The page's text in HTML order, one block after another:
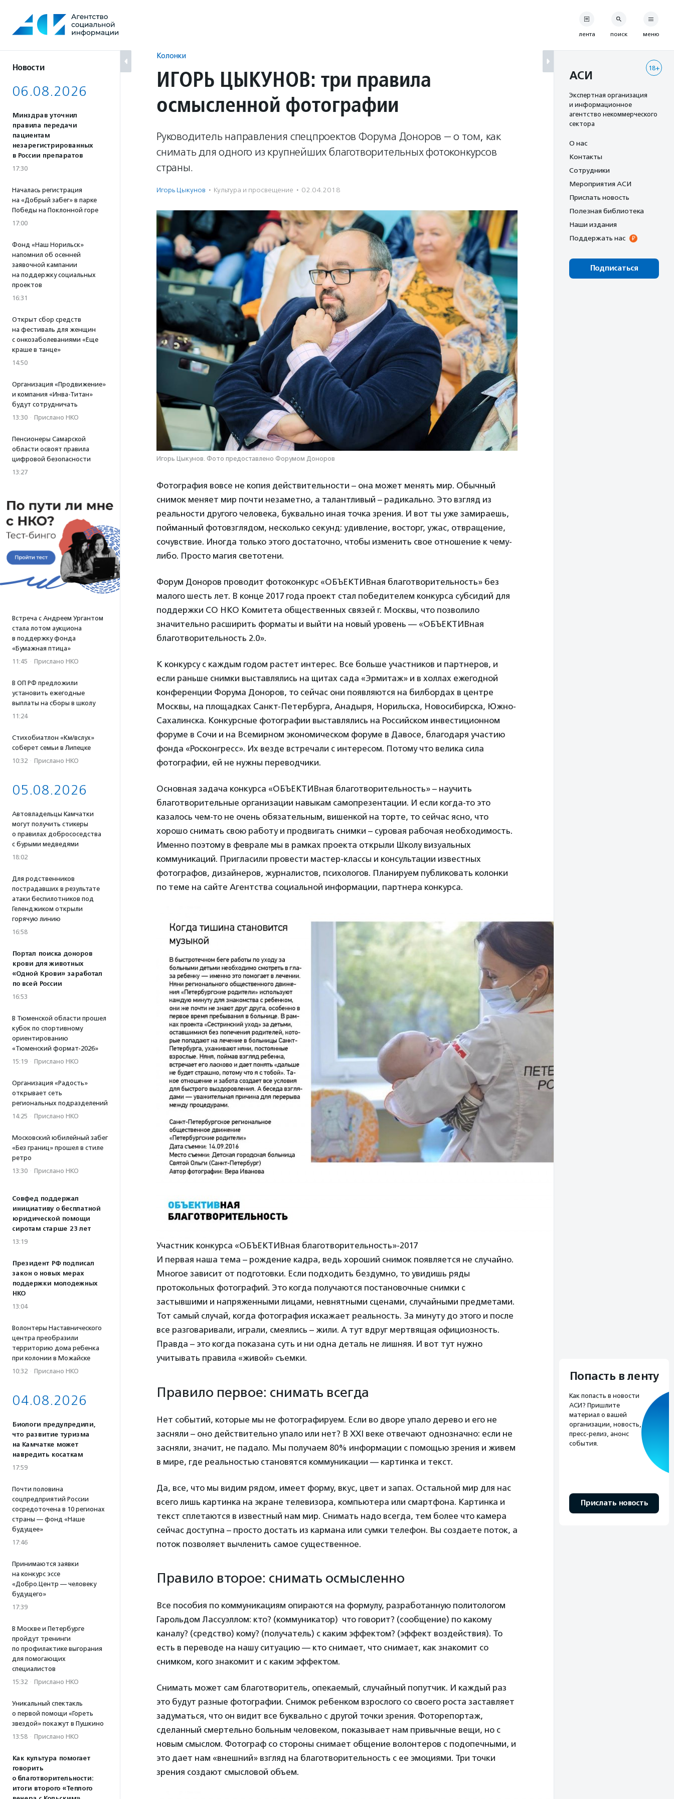
содержанию
Новости
06.08.2026
Минздрав уточнил
правила передачи
пациентам
незарегистрированных
в России препаратов
17:30
Началась регистрация
на «Добрый забег» в парке
Победы на Поклонной горе
17:00
Фонд «Наш Норильск»
напомнил об осенней
заявочной кампании
на поддержку социальных
проектов
16:31
Открыт сбор средств
на фестиваль для женщин
с онкозаболеваниями «Еще
краше в танце»
14:50
Организация «Продвижение»
и компания «Инва-Титан»
будут сотрудничать
13:30 · Прислано НКО
Пенсионеры Самарской
области освоят правила
цифровой безопасности
13:27
Встреча с Андреем Ургантом
стала лотом аукциона
в поддержку фонда
«Бумажная птица»
11:45 · Прислано НКО
В ОП РФ предложили
установить ежегодные
выплаты на сборы в школу
11:24
Стихобиатлон «Км/вслух»
соберет семьи в Липецке
10:32 · Прислано НКО
05.08.2026
Автовладельцы Камчатки
могут получить стикеры
о правилах добрососедства
с бурыми медведями
18:02
Для родственников
пострадавших в результате
атаки беспилотников под
Геленджиком открыли
горячую линию
16:58
Портал поиска доноров
крови для животных
«Одной Крови» заработал
по всей России
16:53
В Тюменской области прошел
кубок по спортивному
ориентированию
«Тюменский формат-2026»
15:19 · Прислано НКО
Организация «Радость»
открывает сеть
региональных подразделений
14:25 · Прислано НКО
Московский юбилейный забег
«Без границ» прошел в стиле
ретро
13:30 · Прислано НКО
Совфед поддержал
инициативу о бесплатной
юридической помощи
сиротам старше 23 лет
13:19
Президент РФ подписал
закон о новых мерах
поддержки молодежных
НКО
13:04
Волонтеры Наставнического
центра преобразили
территорию дома ребенка
при колонии в Можайске
10:32 · Прислано НКО
04.08.2026
Биологи предупредили,
что развитие туризма
на Камчатке может
навредить косаткам
17:59
Почти половина
соцпредприятий России
сосредоточена в 10 регионах
страны — фонд «Наше
будущее»
17:46
Принимаются заявки
на конкурс эссе
«Добро.Центр — человеку
будущего»
17:39
В Москве и Петербурге
пройдут тренинги
по профилактике выгорания
для помогающих
специалистов
15:32 · Прислано НКО
Уникальный спектакль
о первой помощи «Гореть
звездой» покажут в Пушкино
13:58 · Прислано НКО
Как культура помогает
говорить
о благотворительности:
итоги второго «Теплого
Колонки
ИГОРЬ ЦЫКУНОВ: три правила
осмысленной фотографии
Руководитель направления спецпроектов Форума Доноров — о том, как
снимать для одного из крупнейших благотворительных фотоконкурсов
страны.
Игорь Цыкунов · Культура и просвещение · 02.04.2018
Игорь Цыкунов. Фото предоставлено Форумом Доноров
Фотография вовсе не копия действительности – она может менять мир. Обычный
снимок меняет мир почти незаметно, а талантливый – радикально. Это взгляд из
реальности другого человека, буквально иная точка зрения. И вот ты уже замираешь,
пойманный фотовзглядом, несколько секунд: удивление, восторг, ужас, отвращение,
сочувствие. Иногда только этого достаточно, чтобы изменить свое отношение к чему-
либо. Просто магия светотени.
Форум Доноров проводит фотоконкурс «ОБЪЕКТИВная благотворительность» без
малого шесть лет. В конце 2017 года проект стал победителем конкурса субсидий для
поддержки СО НКО Комитета общественных связей г. Москвы, что позволило
значительно расширить форматы и выйти на новый уровень — «ОБЪЕКТИВная
благотворительность 2.0».
К конкурсу с каждым годом растет интерес. Все больше участников и партнеров, и
если раньше снимки выставлялись на щитах сада «Эрмитаж» и в холлах ежегодной
конференции Форума Доноров, то сейчас они появляются на билбордах в центре
Москвы, на площадках Санкт-Петербурга, Анадыря, Норильска, Новосибирска, Южно-
Сахалинска. Конкурсные фотографии выставлялись на Российском инвестиционном
форуме в Сочи и на Всемирном экономическом форуме в Давосе, благодаря участию
фонда «Росконгресс». Их везде встречали с интересом. Потому что велика сила
фотографии, ей не нужны переводчики.
Основная задача конкурса «ОБЪЕКТИВная благотворительность» – научить
благотворительные организации навыкам самопрезентации. И если когда-то это
казалось чем-то не очень обязательным, вишенкой на торте, то сейчас ясно, что
хорошо снимать свою работу и продвигать снимки – суровая рабочая необходимость.
Именно поэтому в феврале мы в рамках проекта открыли Школу визуальных
коммуникаций. Пригласили провести мастер-классы и консультации известных
фотографов, дизайнеров, журналистов, психологов. Планируем публиковать колонки
по теме на сайте Агентства социальной информации, партнера конкурса.
Участник конкурса «ОБЪЕКТИВная благотворительность»-2017
И первая наша тема – рождение кадра, ведь хороший снимок появляется не случайно.
Многое зависит от подготовки. Если подходить бездумно, то увидишь ряды
протокольных фотографий. Это когда получаются постановочные снимки с
застывшими и напряженными лицами, невнятными сценами, случайными предметами.
Тот самый случай, когда фотография искажает реальность. За минуту до этого и после
все разговаривали, играли, смеялись – жили. А тут вдруг мертвящая официозность.
Правда – это когда показана суть и ни одна деталь не лишняя. И вот тут нужно
учитывать правила «живой» съемки.
Правило первое: снимать всегда
Нет событий, которые мы не фотографируем. Если во дворе упало дерево и его не
засняли – оно действительно упало или нет? В XXI веке отвечают однозначно: если не
засняли, значит, не падало. Мы получаем 80% информации с помощью зрения и живем
в мире, где реальностью становятся коммуникации — картинка и текст.
Да, все, что мы видим рядом, имеет форму, вкус, цвет и запах. Остальной мир для нас
всего лишь картинка на экране телевизора, компьютера или смартфона. Картинка и
текст сплетаются в известный нам мир. Снимать надо всегда, тем более что камера
сейчас доступна – просто достать из кармана или сумки телефон. Вы создаете поток, а
поток позволяет вычленить самое существенное.
Правило второе: снимать осмысленно
Все пособия по коммуникациям опираются на формулу, разработанную политологом
Гарольдом Лассуэллом: кто? (коммуникатор) что говорит? (сообщение) по какому
каналу? (средство) кому? (получатель) с каким эффектом? (эффект воздействия). То
есть в переводе на нашу ситуацию — кто снимает, что снимает, как знакомит со
снимком, кого знакомит и с каким эффектом.
Снимать может сам благотворитель, опекаемый, случайный попутчик. И каждый раз
это будут разные фотографии. Снимок ребенком взрослого со своего роста заставляет
задуматься, что он видит все буквально с другой точки зрения. Фоторепортаж,
сделанный смертельно больным человеком, показывает нам привычные вещи, но с
новым смыслом. Фотограф со стороны снимает общение волонтеров с подопечными, и
это дает нам «внешний» взгляд на благотворительность с ее эмоциями. Три точки
зрения создают смысловой объем.
лента поиск меню
18+
АСИ
Экспертная организация
и информационное
агентство некоммерческого
сектора
О нас
Контакты
Сотрудники
Мероприятия АСИ
Прислать новость
Полезная библиотека
Наши издания
Поддержать нас
Подписаться
Попасть в ленту
Как попасть в новости
АСИ? Пришлите
материал о вашей
организации, новость,
пресс-релиз, анонс
события.
Прислать новость